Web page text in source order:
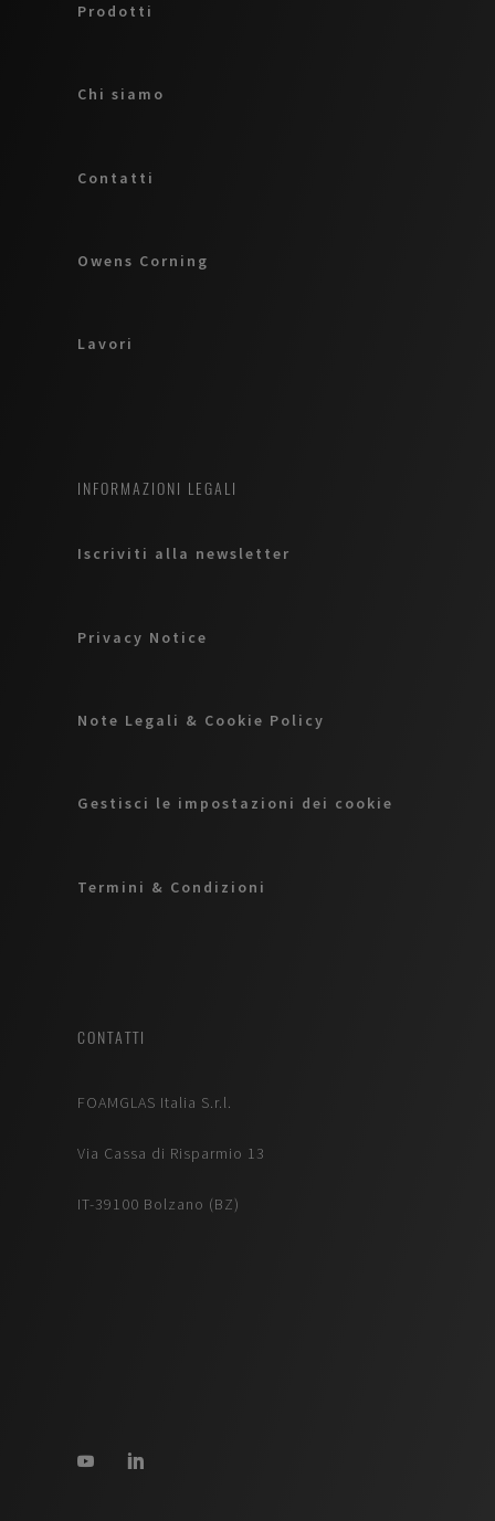
Prodotti
Chi siamo
Contatti
Owens Corning
Lavori
INFORMAZIONI LEGALI
Iscriviti alla newsletter
Privacy Notice
Note Legali & Cookie Policy
Gestisci le impostazioni dei cookie
Termini & Condizioni
CONTATTI
FOAMGLAS Italia S.r.l.
Via Cassa di Risparmio 13
IT-39100 Bolzano (BZ)